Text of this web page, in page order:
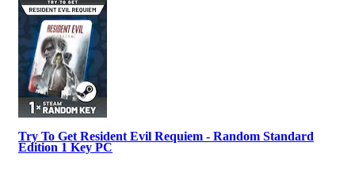
Try To Get Resident Evil Requiem - Random Standard
Edition 1 Key PC